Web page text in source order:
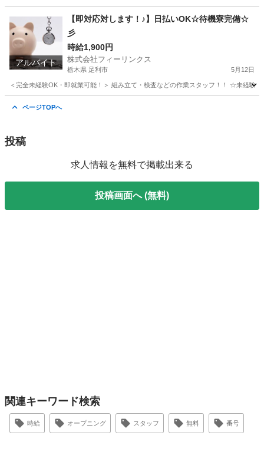
工場 時給
アルバイト
【即対応対します！♪】日払いOK☆待機寮完備☆
彡
時給1,900円
株式会社フィーリンクス
栃木県 足利市 5月12日
＜完全未経験OK・即就業可能！＞ 組み立て・検査などの作業スタッフ！！ ☆未経
ページTOPへ
投稿
求人情報を無料で掲載出来る
投稿画面へ (無料)
関連キーワード検索
時給 オープニング スタッフ 無料 番号